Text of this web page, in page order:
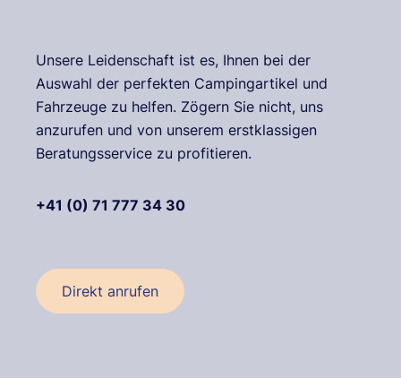
Unsere Leidenschaft ist es, Ihnen bei der
Auswahl der perfekten Campingartikel und
Fahrzeuge zu helfen. Zögern Sie nicht, uns
anzurufen und von unserem erstklassigen
Beratungsservice zu profitieren.
+41 (0) 71 777 34 30
Direkt anrufen